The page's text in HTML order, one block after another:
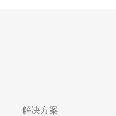
解决方案